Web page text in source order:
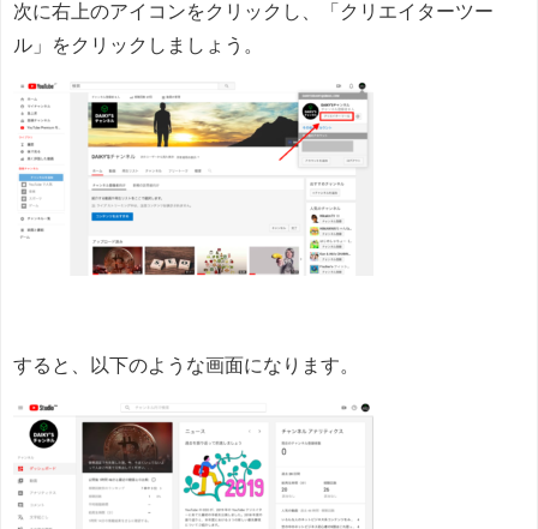
次に右上のアイコンをクリックし、「クリエイターツー
ル」をクリックしましょう。
すると、以下のような画面になります。